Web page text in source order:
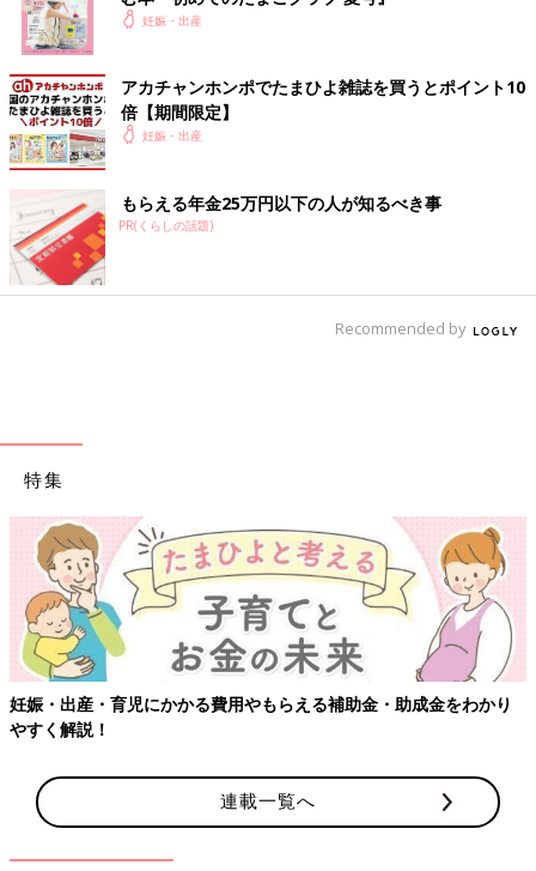
妊娠・出産
アカチャンホンポでたまひよ雑誌を買うとポイント10
倍【期間限定】
妊娠・出産
もらえる年金25万円以下の人が知るべき事
PR(くらしの話題)
Recommended by
特集
妊娠・出産・育児にかかる費用やもらえる補助金・助成金をわかり
やすく解説！
連載一覧へ